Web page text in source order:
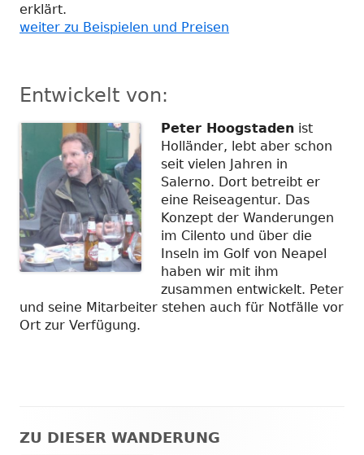
erklärt.
weiter zu Beispielen und Preisen
Entwickelt von:
Peter Hoogstaden ist
Holländer, lebt aber schon
seit vielen Jahren in
Salerno. Dort betreibt er
eine Reiseagentur. Das
Konzept der Wanderungen
im Cilento und über die
Inseln im Golf von Neapel
haben wir mit ihm
zusammen entwickelt. Peter
und seine Mitarbeiter stehen auch für Notfälle vor
Ort zur Verfügung.
Haupt-
ZU DIESER WANDERUNG